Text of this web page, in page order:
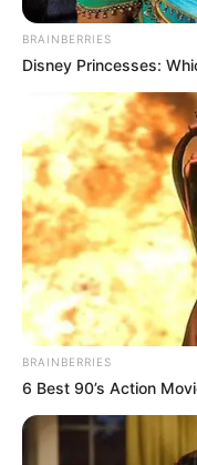
BRAINBERRIES
Disney Princesses:
BRAINBERRIES
6 Best 90’s Action